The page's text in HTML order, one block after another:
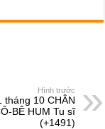
ar
Hình trước
tháng 10 CHÂN
BÊ HUM Tu sĩ
(+1491)